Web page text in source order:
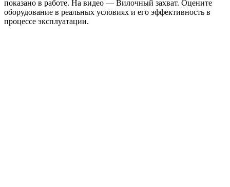
показано в работе. На видео — Вилочный захват. Оцените
оборудование в реальных условиях и его эффективность в
процессе эксплуатации.